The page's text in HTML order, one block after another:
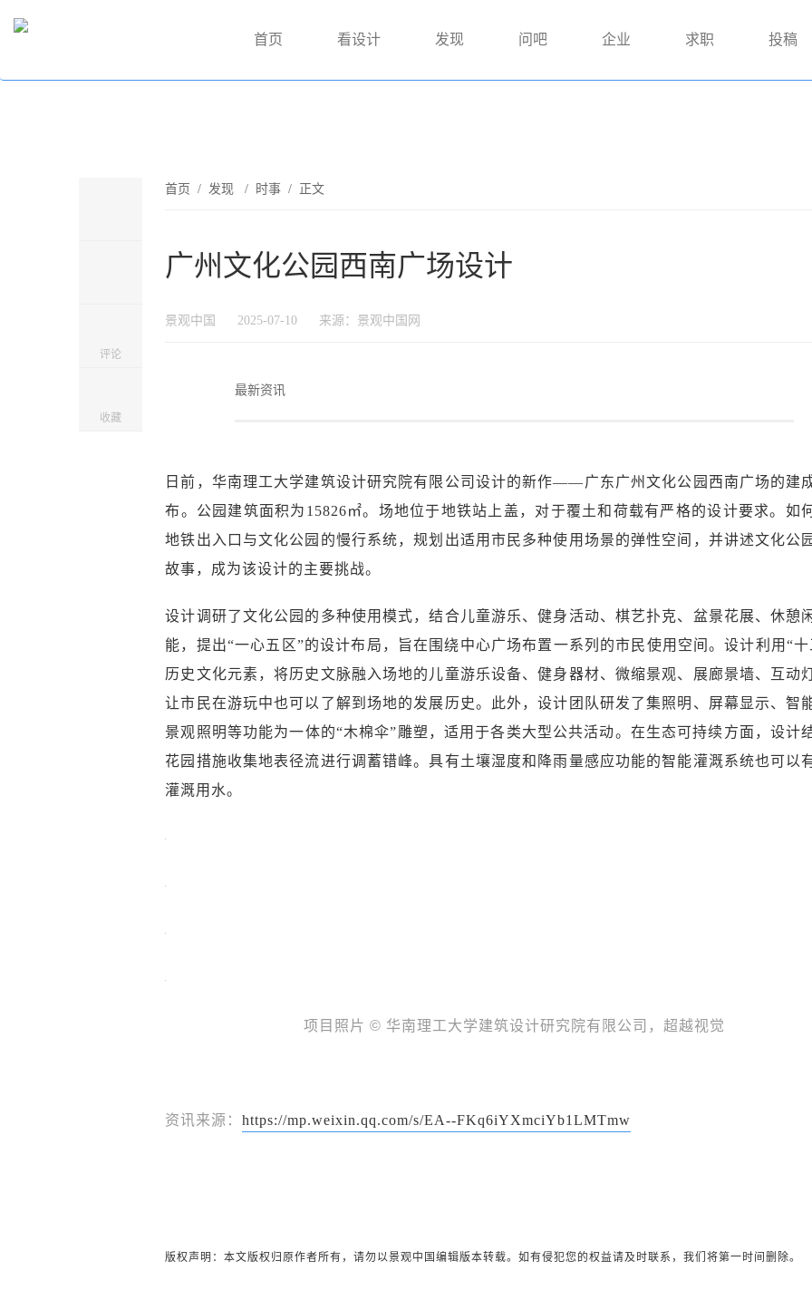
首页 看设计 发现 问吧 企业 求职 投稿
评论
收藏
首页 /发现 / 时事 / 正文
广州文化公园西南广场设计
景观中国 2025-07-10 来源：景观中国网
最新资讯
日前，华南理工大学建筑设计研究院有限公司设计的新作——广东广州文化公园西南广场的建
布。公园建筑面积为15826㎡。场地位于地铁站上盖，对于覆土和荷载有严格的设计要求。如
地铁出入口与文化公园的慢行系统，规划出适用市民多种使用场景的弹性空间，并讲述文化公
故事，成为该设计的主要挑战。
设计调研了文化公园的多种使用模式，结合儿童游乐、健身活动、棋艺扑克、盆景花展、休憩
能，提出“一心五区”的设计布局，旨在围绕中心广场布置一系列的市民使用空间。设计利用“
历史文化元素，将历史文脉融入场地的儿童游乐设备、健身器材、微缩景观、展廊景墙、互动
让市民在游玩中也可以了解到场地的发展历史。此外，设计团队研发了集照明、屏幕显示、智
景观照明等功能为一体的“木棉伞”雕塑，适用于各类大型公共活动。在生态可持续方面，设计
花园措施收集地表径流进行调蓄错峰。具有土壤湿度和降雨量感应功能的智能灌溉系统也可以
灌溉用水。
项目照片 © 华南理工大学建筑设计研究院有限公司，超越视觉
资讯来源：https://mp.weixin.qq.com/s/EA--FKq6iYXmciYb1LMTmw
版权声明：本文版权归原作者所有，请勿以景观中国编辑版本转载。如有侵犯您的权益请及时联系，我们将第一时间删除。